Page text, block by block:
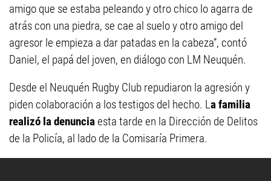
amigo que se estaba peleando y otro chico lo agarra de
atrás con una piedra, se cae al suelo y otro amigo del
agresor le empieza a dar patadas en la cabeza”, contó
Daniel, el papá del joven, en diálogo con LM Neuquén.
Desde el Neuquén Rugby Club repudiaron la agresión y
piden colaboración a los testigos del hecho. La familia
realizó la denunciaesta tarde en la Dirección de Delitos
de la Policía, al lado de la Comisaría Primera.